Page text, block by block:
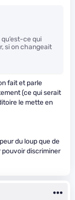
ce qui
si on changeait
fait et parle
(ce qui serait
le mette en
du loup que de
pouvoir discriminer